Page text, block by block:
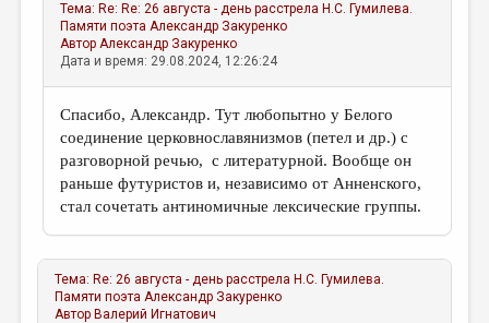
Тема: Re: Re: 26 августа - день расстрела Н.С. Гумилева.
Памяти поэта Александр Закуренко
АвторАлександр Закуренко
Дата и время: 29.08.2024, 12:26:24
Спасибо, Александр. Тут любопытно у Белого
соединение церковнославянизмов (петел и др.) с
разговорной речью, с литературной. Вообще он
раньше футуристов и, независимо от Анненского,
стал сочетать антиномичные лексические группы.
Тема: Re: 26 августа - день расстрела Н.С. Гумилева.
Памяти поэта Александр Закуренко
Автор Валерий Игнатович